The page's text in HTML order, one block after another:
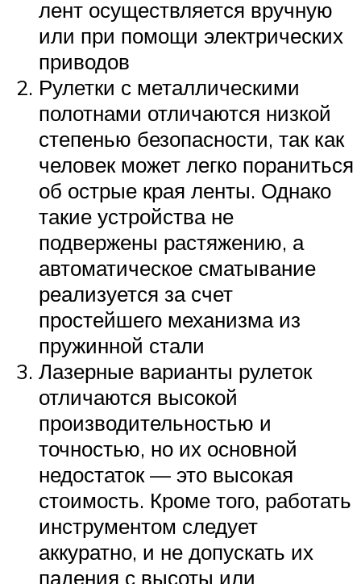
лент осуществляется вручную
или при помощи электрических
приводов
Рулетки с металлическими
полотнами отличаются низкой
степенью безопасности, так как
человек может легко пораниться
об острые края ленты. Однако
такие устройства не
подвержены растяжению, а
автоматическое сматывание
реализуется за счет
простейшего механизма из
пружинной стали
Лазерные варианты рулеток
отличаются высокой
производительностью и
точностью, но их основной
недостаток — это высокая
стоимость. Кроме того, работать
инструментом следует
аккуратно, и не допускать их
падения с высоты или